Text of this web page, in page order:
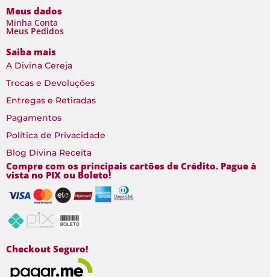
Meus dados
Minha Conta
Meus Pedidos
Saiba mais
A Divina Cereja
Trocas e Devoluções
Entregas e Retiradas
Pagamentos
Política de Privacidade
Blog Divina Receita
Compre com os principais cartões de Crédito. Pague à
vista no PIX ou Boleto!
Checkout Seguro!